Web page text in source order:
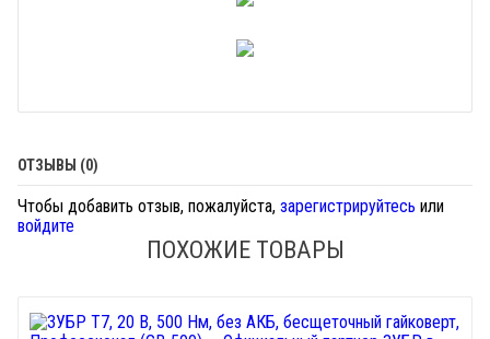
ОТЗЫВЫ (0)
Чтобы добавить отзыв, пожалуйста, зарегистрируйтесь или
войдите
ПОХОЖИЕ ТОВАРЫ